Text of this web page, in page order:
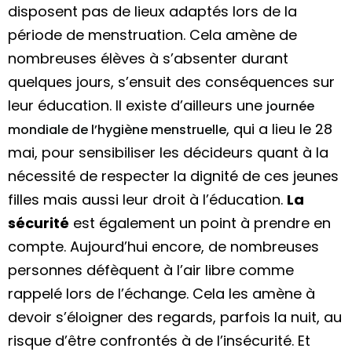
disposent pas de lieux adaptés lors de la
période de menstruation. Cela amène de
nombreuses élèves à s’absenter durant
quelques jours, s’ensuit des conséquences sur
leur éducation. Il existe d’ailleurs une journée
mondiale de l’hygiène menstruelle, qui a lieu le 28
mai, pour sensibiliser les décideurs quant à la
nécessité de respecter la dignité de ces jeunes
filles mais aussi leur droit à l’éducation. La
sécurité est également un point à prendre en
compte. Aujourd’hui encore, de nombreuses
personnes défèquent à l’air libre comme
rappelé lors de l’échange. Cela les amène à
devoir s’éloigner des regards, parfois la nuit, au
risque d’être confrontés à de l’insécurité. Et